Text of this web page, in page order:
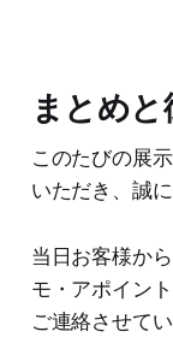
まとめと
このたびの展
いただき、誠
当日お客様か
モ・アポイン
ご連絡させて